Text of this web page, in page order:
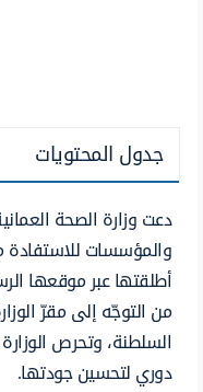
جدول المحتويات
دعت وزارة الصحة
والمؤسسات للاستفادة
أطلقتها عبر موقعها
من التوجّه إلى مقرّ
السلطنة، وتحرص
دوري لتحسين جودتها.